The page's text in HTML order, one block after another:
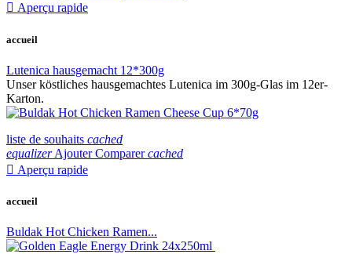
 Aperçu rapide
accueil
Lutenica hausgemacht 12*300g
Unser köstliches hausgemachtes Lutenica im 300g-Glas im 12er-
Karton.
liste de souhaits cached
equalizer Ajouter Comparer cached
 Aperçu rapide
accueil
Buldak Hot Chicken Ramen...